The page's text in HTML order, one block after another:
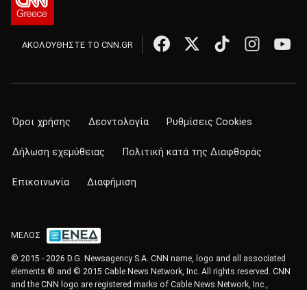
ΑΚΟΛΟΥΘΗΣΤΕ ΤΟ CNN.GR
Όροι χρήσης Δεοντολογία Ρυθμίσεις Cookies
Δήλωση εχεμύθειας Πολιτική κατά της Διαφθοράς
Επικοινωνία Διαφήμιση
ΜΕΛΟΣ
© 2015 - 2026 D.G. Newsagency S.A. CNN name, logo and all associated
elements ® and © 2015 Cable News Network, Inc. All rights reserved. CNN
and the CNN logo are registered marks of Cable News Network, Inc.,